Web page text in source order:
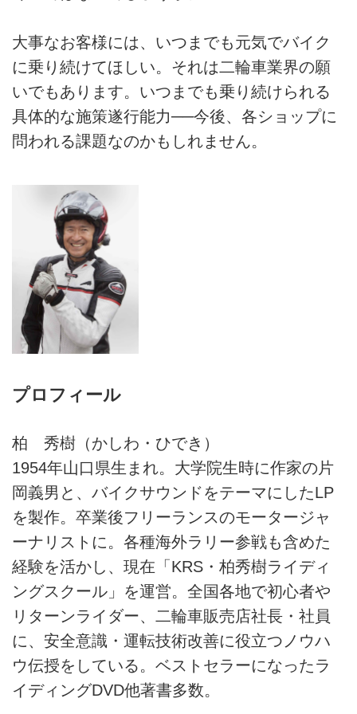
大事なお客様には、いつまでも元気でバイク
に乗り続けてほしい。それは二輪車業界の願
いでもあります。いつまでも乗り続けられる
具体的な施策遂行能力──今後、各ショップに
問われる課題なのかもしれません。
プロフィール
柏 秀樹（かしわ・ひでき）
1954年山口県生まれ。大学院生時に作家の片
岡義男と、バイクサウンドをテーマにしたLP
を製作。卒業後フリーランスのモータージャ
ーナリストに。各種海外ラリー参戦も含めた
経験を活かし、現在「KRS・柏秀樹ライディ
ングスクール」を運営。全国各地で初心者や
リターンライダー、二輪車販売店社長・社員
に、安全意識・運転技術改善に役立つノウハ
ウ伝授をしている。ベストセラーになったラ
イディングDVD他著書多数。